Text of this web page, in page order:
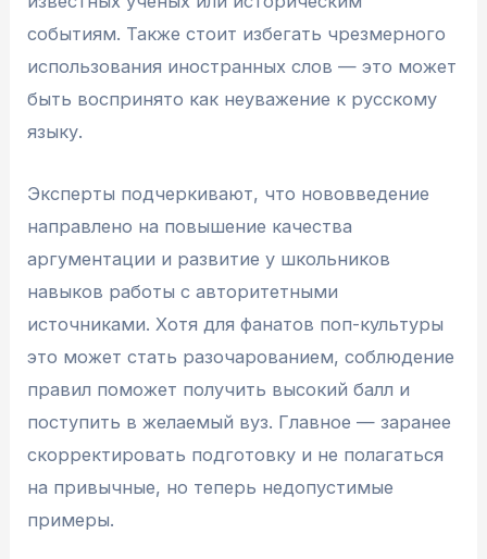
событиям. Также стоит избегать чрезмерного
использования иностранных слов — это может
быть воспринято как неуважение к русскому
языку.
Эксперты подчеркивают, что нововведение
направлено на повышение качества
аргументации и развитие у школьников
навыков работы с авторитетными
источниками. Хотя для фанатов поп-культуры
это может стать разочарованием, соблюдение
правил поможет получить высокий балл и
поступить в желаемый вуз. Главное — заранее
скорректировать подготовку и не полагаться
на привычные, но теперь недопустимые
примеры.